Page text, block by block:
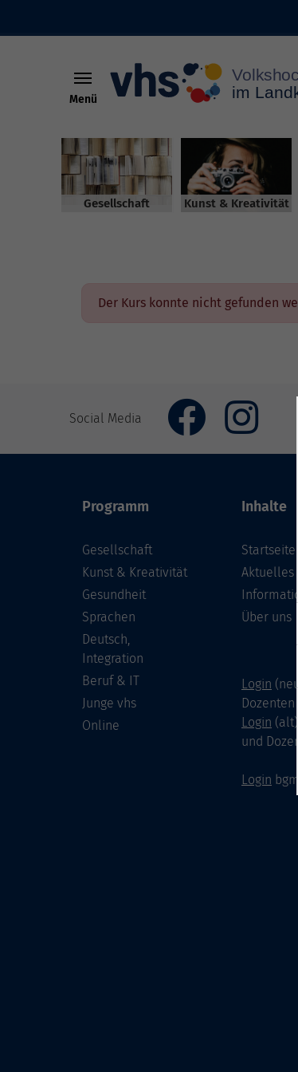
Menü
Gesellschaft Kunst & Kreativität
Der Kurs konnte nicht gefunden
Social Media
Programm
Gesellschaft
Kunst & Kreativität
Gesundheit
Sprachen
Deutsch,
Integration
Beruf & IT
Junge vhs
Online
Inhalte
Startseite
Aktuelles
Über uns
Login
Dozenten
Login
und
Login